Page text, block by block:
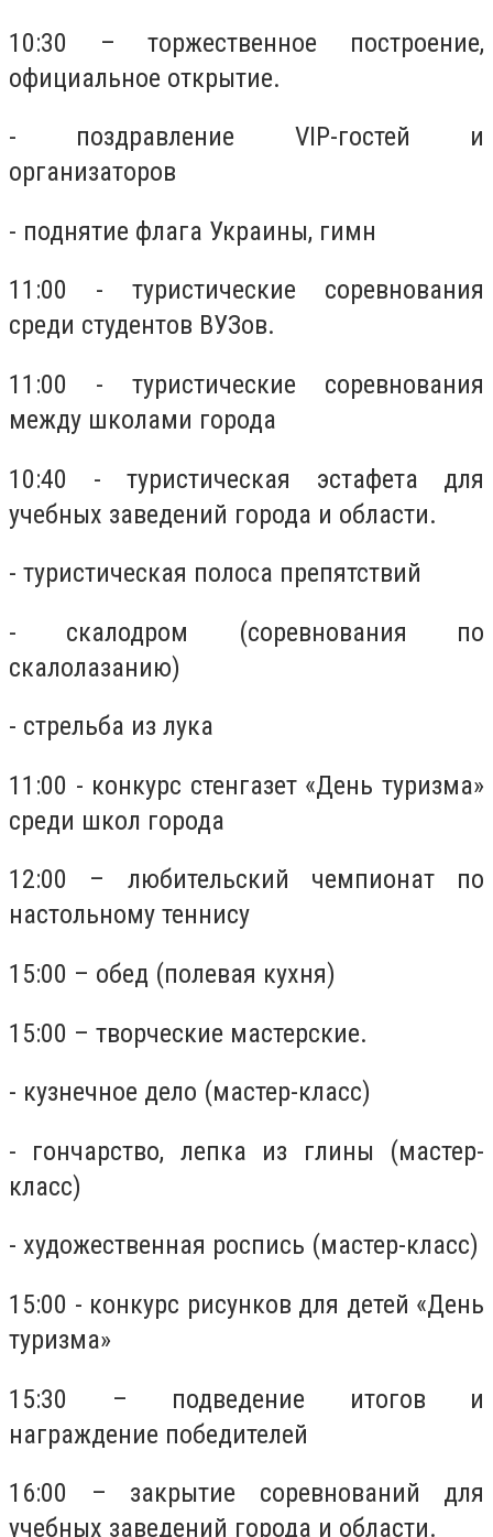
10:30 – торжественное построение,
официальное открытие.
- поздравление VІР-гостей и
организаторов
- поднятие флага Украины, гимн
11:00 - туристические соревнования
среди студентов ВУЗов.
11:00 - туристические соревнования
между школами города
10:40 - туристическая эстафета для
учебных заведений города и области.
- туристическая полоса препятствий
- скалодром (соревнования по
скалолазанию)
- стрельба из лука
11:00 - конкурс стенгазет «День туризма»
среди школ города
12:00 – любительский чемпионат по
настольному теннису
15:00 – обед (полевая кухня)
15:00 – творческие мастерские.
- кузнечное дело (мастер-класс)
- гончарство, лепка из глины (мастер-
класс)
- художественная роспись (мастер-класс)
15:00 - конкурс рисунков для детей «День
туризма»
15:30 – подведение итогов и
награждение победителей
16:00 – закрытие соревнований для
учебных заведений города и области.